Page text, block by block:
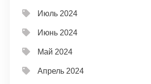
Июль 2024
Июнь 2024
Май 2024
Апрель 2024